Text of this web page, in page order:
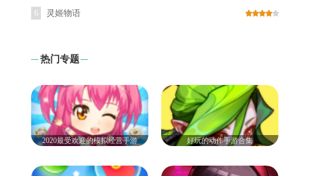
6 灵姬物语
热门专题
2020最受欢迎的模拟经营手游 好玩的动作手游合集